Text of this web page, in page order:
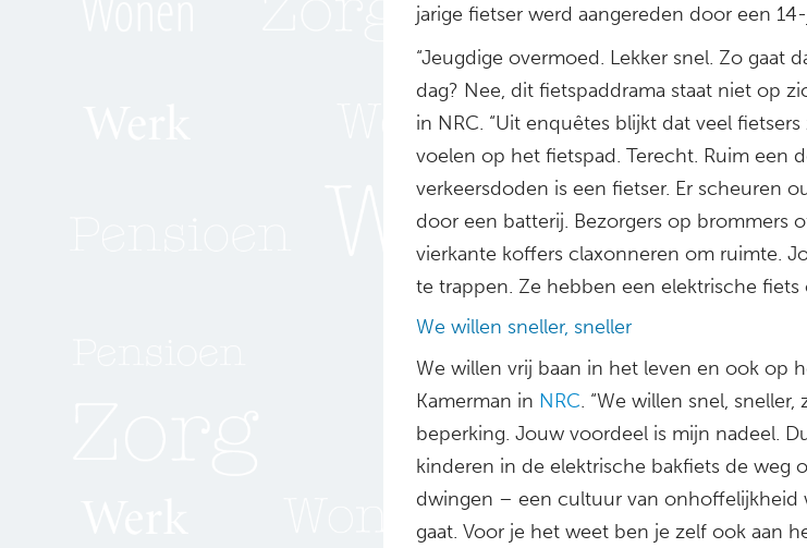
jarige fietser werd aangereden door een
“Jeugdige overmoed. Lekker snel. Zo gaat
dag? Nee, dit fietspaddrama staat niet op
in NRC. “Uit enquêtes blijkt dat veel
voelen op het fietspad. Terecht. Ruim een
verkeersdoden is een fietser. Er scheuren
door een batterij. Bezorgers op brommers
vierkante koffers claxonneren om ruimte.
te trappen. Ze hebben een elektrische fiets
We willen sneller, sneller
We willen vrij baan in het leven en ook op
Kamerman in NRC. “We willen snel,
beperking. Jouw voordeel is mijn nadeel.
kinderen in de elektrische bakfiets de weg
dwingen – een cultuur van onhoffelijkheid
gaat. Voor je het weet ben je zelf ook aan